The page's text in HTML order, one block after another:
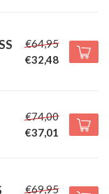
€64,95
€32,48
€74,00
€37,01
€69,95